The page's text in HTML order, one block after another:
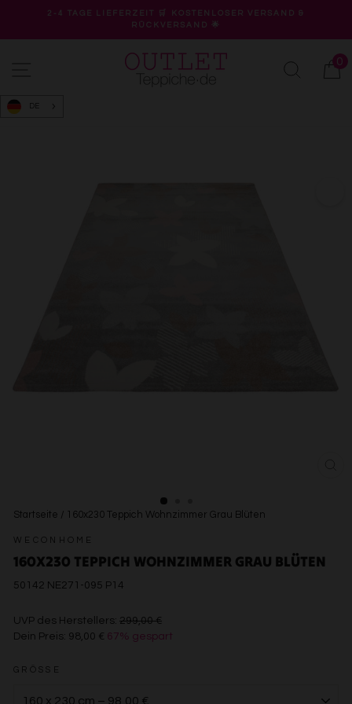
Inhalt
Pause
2-4 TAGE LIEFERZEIT 🛒 KOSTENLOSER VERSAND &
RÜCKVERSAND 🌟
Suche0
Startseite / 160x230 Teppich Wohnzimmer Grau Blüten
WECONHOME
160X230 TEPPICH WOHNZIMMER GRAU BLÜTEN
50142 NE271-095 P14
UVP des Herstellers: 299,00 €€299,00
Dein Preis: 98,00 € 67% gespart
GRÖSSE